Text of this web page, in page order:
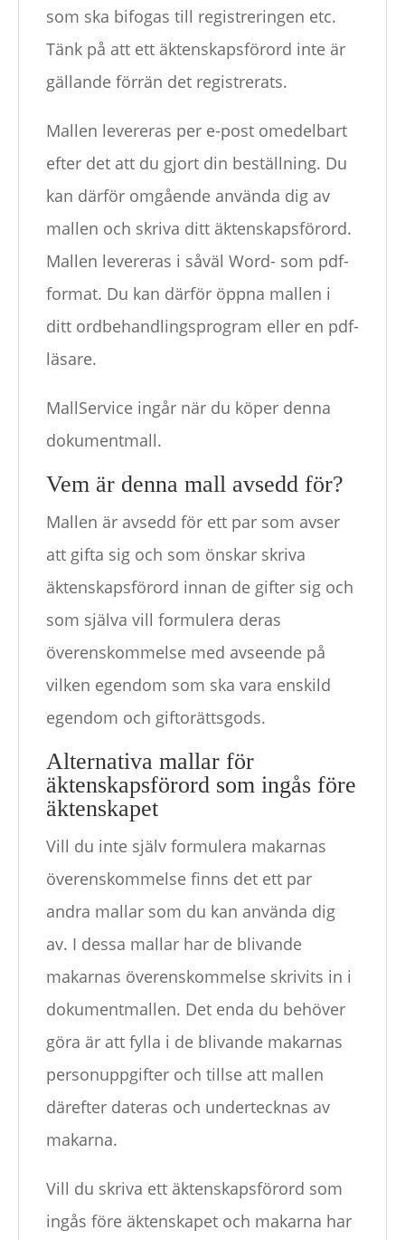
som ska bifogas till registreringen etc.
Tänk på att ett äktenskapsförord inte är
gällande förrän det registrerats.
Mallen levereras per e-post omedelbart
efter det att du gjort din beställning. Du
kan därför omgående använda dig av
mallen och skriva ditt äktenskapsförord.
Mallen levereras i såväl Word- som pdf-
format. Du kan därför öppna mallen i
ditt ordbehandlingsprogram eller en pdf-
läsare.
MallService ingår när du köper denna
dokumentmall.
Vem är denna mall avsedd för?
Mallen är avsedd för ett par som avser
att gifta sig och som önskar skriva
äktenskapsförord innan de gifter sig och
som själva vill formulera deras
överenskommelse med avseende på
vilken egendom som ska vara enskild
egendom och giftorättsgods.
Alternativa mallar för
äktenskapsförord som ingås före
äktenskapet
Vill du inte själv formulera makarnas
överenskommelse finns det ett par
andra mallar som du kan använda dig
av. I dessa mallar har de blivande
makarnas överenskommelse skrivits in i
dokumentmallen. Det enda du behöver
göra är att fylla i de blivande makarnas
personuppgifter och tillse att mallen
därefter dateras och undertecknas av
makarna.
Vill du skriva ett äktenskapsförord som
ingås före äktenskapet och makarna har